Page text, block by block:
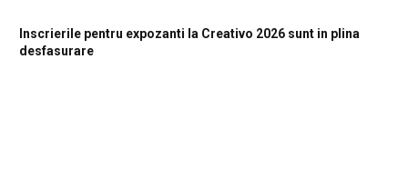
Inscrierile pentru expozanti la Creativo 2026 sunt in plina
desfasurare